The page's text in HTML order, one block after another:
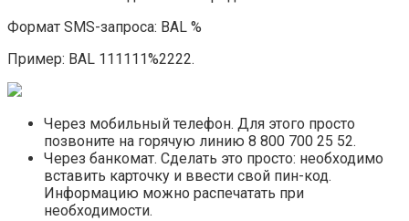
Формат SMS-запроса: BAL %
Пример: BAL 111111%2222.
Через мобильный телефон. Для этого просто
позвоните на горячую линию 8 800 700 25 52.
Через банкомат. Сделать это просто: необходимо
вставить карточку и ввести свой пин-код.
Информацию можно распечатать при
необходимости.